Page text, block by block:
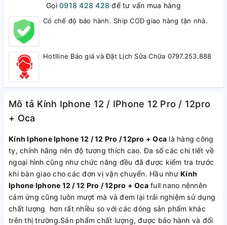
Gọi0918 428 428 để tư vấn mua hàng
Có chế độ bảo hành. Ship COD giao hàng tận nhà.
Hotlline Báo giá và Đặt Lịch Sửa Chữa 0797.253.888
Mô tả Kính Iphone 12 / IPhone 12 Pro / 12pro
+ Oca
Kính Iphone Iphone 12 / 12 Pro / 12pro + Oca là hàng công
ty, chính hãng nên độ tương thích cao. Đa số các chi tiết về
ngoại hình cũng như chức năng đều đã được kiểm tra trước
khi bàn giao cho các đơn vị vận chuyển. Hầu như Kính
Iphone Iphone 12 / 12 Pro / 12pro + Ocafull nano nênnên
cảm ứng cũng luôn mượt mà và đem lại trải nghiệm sử dụng
chất lượng hơn rất nhiều so với các dòng sản phẩm khác
trên thị trường.Sản phẩm chất lượng, được bảo hành và đổi